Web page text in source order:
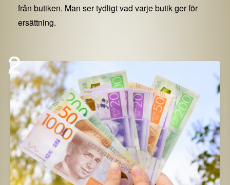
från butiken. Man ser tydligt vad varje butik ger för
ersättning.
2